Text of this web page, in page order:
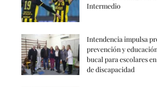
Intermedio
Intendencia impulsa
prevención y
bucal para escolares
de discapacidad